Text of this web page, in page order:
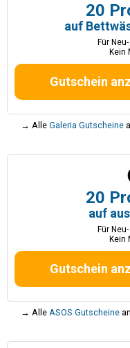
20
auf
Für
Kein
Gutschein
→ Alle Galeria Gutscheine
20
auf
Für
Kein
Gutschein
→ Alle ASOS Gutscheine